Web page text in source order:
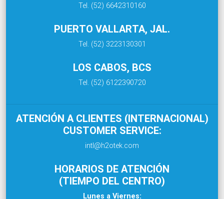
Tel. (52) 6642310160
PUERTO VALLARTA, JAL.
Tel. (52) 3223130301
LOS CABOS, BCS
Tel. (52) 6122390720
ATENCIÓN A CLIENTES (INTERNACIONAL)
CUSTOMER SERVICE:
intl@h2otek.com
HORARIOS DE ATENCIÓN
(TIEMPO DEL CENTRO)
Lunes a Viernes: